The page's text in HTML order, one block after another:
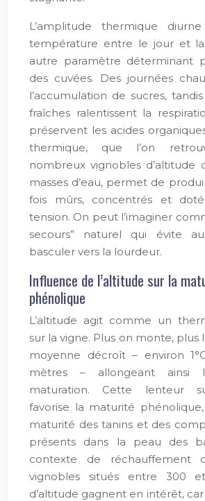
L’amplitude thermique
température entre le jour et
autre paramètre déterminant
des cuvées. Des journées
l’accumulation de sucres,
fraîches ralentissent la
préservent les acides
thermique, que l’on
nombreux vignobles d’altitude
masses d’eau, permet de
fois mûrs, concentrés et
tension. On peut l’imaginer
secours” naturel qui évite
basculer vers la lourdeur.
Influence de l’altitude sur la
phénolique
L’altitude agit comme un
sur la vigne. Plus on monte,
moyenne décroît – environ
mètres – allongeant ainsi
maturation. Cette lenteur
favorise la maturité phénolique,
maturité des tanins et des
présents dans la peau des
contexte de réchauffement
vignobles situés entre 300
d’altitude gagnent en intérêt,